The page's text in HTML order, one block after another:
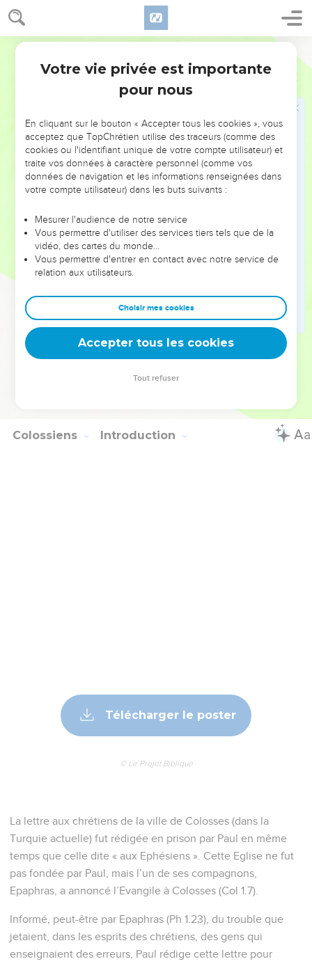
Philippiens 4
avec moi pour ce qu'elle donnait et recevait ;
16 vous fûtes les seuls à le faire, car vous m'envoyâtes déjà à
besoins.
Ce n'est pas que je recherche les dons ; mais je recherche
J'ai tout reçu, et je suis dans l'abondance ; j'ai été comblé
de biens, en recevant par Épaphrodite ce qui vient de vous
comme un parfum de bonne odeur, un sacrifice que Dieu
accepte, et qui lui est agréable.
richesse, avec gloire, en Jésus Christ.
A notre Dieu et Père soit la gloire aux siècles des siècles !
Amen !
Saluez tous les saints en Jésus Christ. Les frères qui sont
avec moi vous saluent.
Tous les saints vous saluent, et principalement ceux de la
Colossiens Introduction
Télécharger le poster
© Le Projet Biblique
La lettre aux chrétiens de la ville de Colosses (dans la
Turquie actuelle) fut rédigée en prison par Paul en même
temps que celle dite « aux Ephésiens ». Cette Eglise ne fut
pas fondée par Paul, mais l’un de ses compagnons,
Epaphras, a annoncé l’Evangile à Colosses (Col 1.7).
Informé, peut-être par Epaphras (Ph 1.23), du trouble que
jetaient, dans les esprits des chrétiens, des gens qui
enseignaient des erreurs, Paul rédige cette lettre pour
Votre vie privée est importante
pour nous
En cliquant sur le bouton « Accepter tous les cookies », vous
acceptez que TopChrétien utilise des traceurs (comme des
cookies ou l'identifiant unique de votre compte utilisateur) et
traite vos données à caractère personnel (comme vos
données de navigation et les informations renseignées dans
votre compte utilisateur) dans les buts suivants :
Mesurer l'audience de notre service
Vous permettre d'utiliser des services tiers tels que de la
vidéo, des cartes du monde…
Vous permettre d'entrer en contact avec notre service de
relation aux utilisateurs.
Choisir mes cookies
Accepter tous les cookies
Tout refuser